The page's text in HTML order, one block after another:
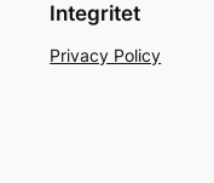
Integritet
Privacy Policy